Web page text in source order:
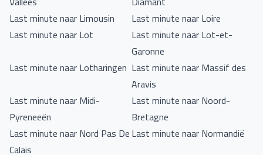
Last minute naar Limousin
Last minute naar Loire
Last minute naar Lot
Last minute naar Lot-et-
Garonne
Last minute naar Lotharingen Last minute naar Massif des
Aravis
Last minute naar Midi-
Pyreneeën
Last minute naar Noord-
Bretagne
Last minute naar Nord Pas De
Calais
Last minute naar Normandië